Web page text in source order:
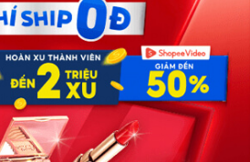
TNHH Eyeplus Online
đường Cầu Giấy, Tổ 05, Phường Quan
Giấy, TP Hà Nội, Việt Nam
SĐT: 0981 448 766
hotro@timviec.com.vn
CHÚNG TÔI